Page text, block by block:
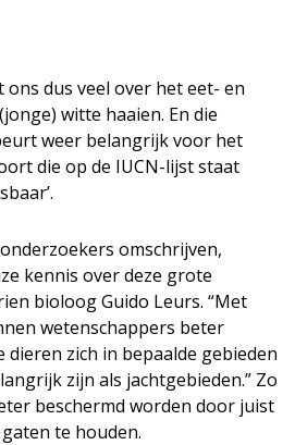
dus veel over het eet- en
witte haaien. En die
weer belangrijk voor het
die op de IUCN-lijst staat
omschrijven,
kennis over deze grote
bioloog Guido Leurs. “Met
wetenschappers beter
dieren zich in bepaalde gebieden
zijn als jachtgebieden.” Zo
beschermd worden door juist
te houden.